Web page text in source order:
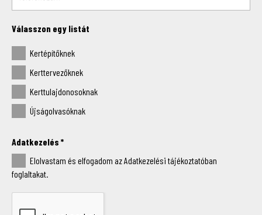
Válasszon egy listát
Kertépítőknek
Kerttervezőknek
Kerttulajdonosoknak
Újságolvasóknak
Adatkezelés *
Elolvastam és elfogadom az Adatkezelési tájékoztatóban
foglaltakat.